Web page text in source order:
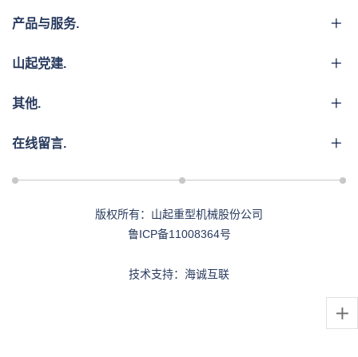
产品与服务.
山起党建.
其他.
在线留言.
版权所有：山起重型机械股份公司
鲁ICP备11008364号
技术支持：海诚互联